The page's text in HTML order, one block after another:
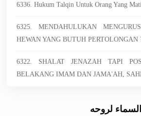
6336. Hukum Talqin Untuk Orang Yang
6325. MENDAHULUKAN
HEWAN YANG BUTUH PERTOLONGAN
6322. SHALAT JENAZAH TAPI
BELAKANG IMAM DAN JAMA'AH,
ﻟﺮﻭﺣﻪ